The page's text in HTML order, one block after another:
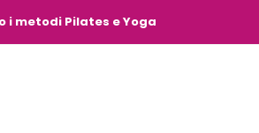
i metodi Pilates e Yoga